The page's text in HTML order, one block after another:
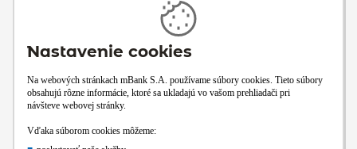
PDF
Sadzobník poplatkov mBank (platný od 1. 6.
2026) (1,278,5 KB, PDF)
PDF
Autorizačné limity pre platobné karty a
bezkontaktné transakcie (41,5 KB, PDF)